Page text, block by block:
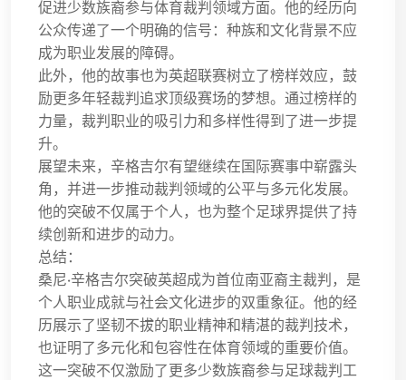
促进少数族裔参与体育裁判领域方面。他的经历向
公众传递了一个明确的信号：种族和文化背景不应
成为职业发展的障碍。
此外，他的故事也为英超联赛树立了榜样效应，鼓
励更多年轻裁判追求顶级赛场的梦想。通过榜样的
力量，裁判职业的吸引力和多样性得到了进一步提
升。
展望未来，辛格吉尔有望继续在国际赛事中崭露头
角，并进一步推动裁判领域的公平与多元化发展。
他的突破不仅属于个人，也为整个足球界提供了持
续创新和进步的动力。
总结：
桑尼·辛格吉尔突破英超成为首位南亚裔主裁判，是
个人职业成就与社会文化进步的双重象征。他的经
历展示了坚韧不拔的职业精神和精湛的裁判技术，
也证明了多元化和包容性在体育领域的重要价值。
这一突破不仅激励了更多少数族裔参与足球裁判工